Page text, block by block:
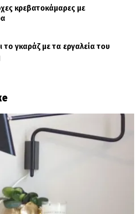
κρεβατοκάμαρες με
το γκαράζ με τα εργαλεία του